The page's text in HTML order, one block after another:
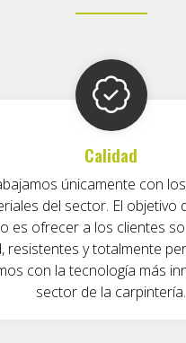
Calidad
únicamente con
del sector. El objetivo
es ofrecer a los clientes
resistentes y totalmente
con la tecnología más
sector de la carpintería.